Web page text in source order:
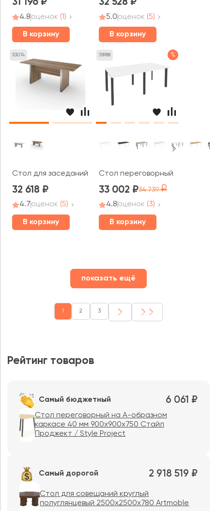
31 196
4.8оценок (1)
В корзину
32 528
5.0оценок (5)
В корзину
53074
Стол для заседаний НТМ-200.90 Аргентум
32 618
4.7оценок (5)
В корзину
35988 %
Стол переговорный (2
33 002 34 739
4.8оценок (3)
В корзину
показать ещё
1 2 3
Рейтинг товаров
Самый бюджетный 6 061 ₽
Стол переговорный на А-образном
каркасе 40 мм 900x900x750 Стайл
Проджект / Style Project
Самый дорогой 2 918 519 ₽
Стол для совещаний круглый
полуглянцевый 2500х2500х780 Artmoble